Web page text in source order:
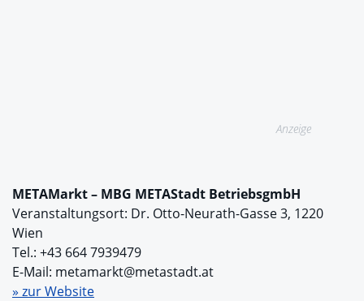
Anzeige
METAMarkt – MBG METAStadt BetriebsgmbH
Veranstaltungsort: Dr. Otto-Neurath-Gasse 3, 1220
Wien
Tel.: +43 664 7939479
E-Mail: metamarkt@metastadt.at
» zur Website